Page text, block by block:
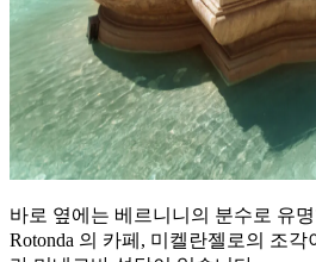
바로 옆에는 베르니니의 분수로 유
Rotonda 의 카페, 미켈란젤로의 조